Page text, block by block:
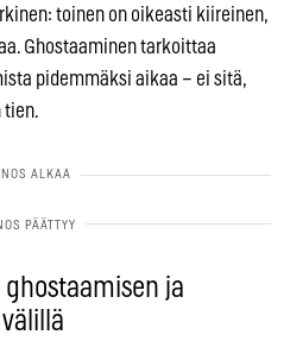
toinen on oikeasti kiireinen,
Ghostaaminen tarkoittaa
pidemmäksi aikaa – ei sitä,
tien.
ja